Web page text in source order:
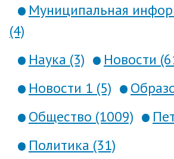
Муниципальная
(4)
Наука (3)
Новости
Новости 1 (5)
Общество (1009)
Политика (31)